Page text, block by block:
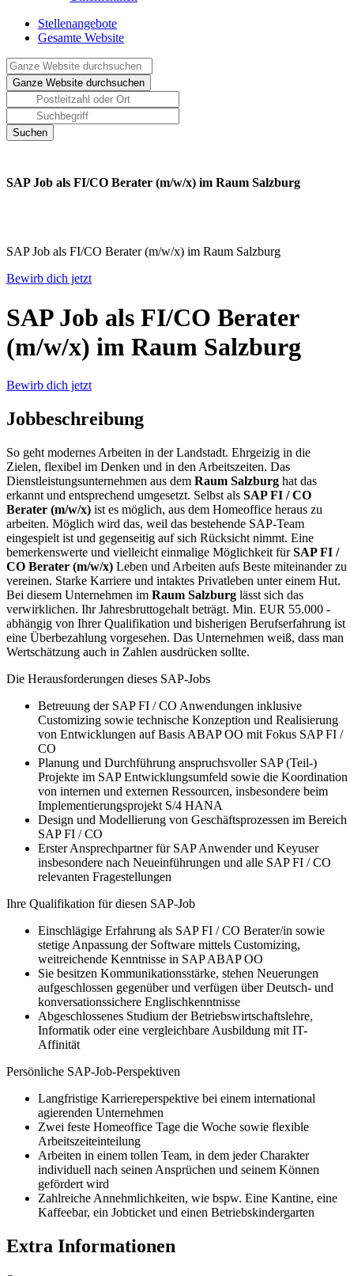
Stellenangebote
Gesamte Website
SAP Job als FI/CO Berater (m/w/x) im Raum Salzburg
SAP Job als FI/CO Berater (m/w/x) im Raum Salzburg
Bewirb dich jetzt
SAP Job als FI/CO Berater
(m/w/x) im Raum Salzburg
Bewirb dich jetzt
Jobbeschreibung
So geht modernes Arbeiten in der Landstadt. Ehrgeizig in die
Zielen, flexibel im Denken und in den Arbeitszeiten. Das
Dienstleistungsunternehmen aus dem Raum Salzburg hat das
erkannt und entsprechend umgesetzt. Selbst als SAP FI / CO
Berater (m/w/x) ist es möglich, aus dem Homeoffice heraus zu
arbeiten. Möglich wird das, weil das bestehende SAP-Team
eingespielt ist und gegenseitig auf sich Rücksicht nimmt. Eine
bemerkenswerte und vielleicht einmalige Möglichkeit fürSAP FI /
CO Berater (m/w/x) Leben und Arbeiten aufs Beste miteinander zu
vereinen. Starke Karriere und intaktes Privatleben unter einem Hut.
Bei diesem Unternehmen im Raum Salzburg lässt sich das
verwirklichen. Ihr Jahresbruttogehalt beträgt. Min. EUR 55.000 -
abhängig von Ihrer Qualifikation und bisherigen Berufserfahrung ist
eine Überbezahlung vorgesehen. Das Unternehmen weiß, dass man
Wertschätzung auch in Zahlen ausdrücken sollte.
Die Herausforderungen dieses SAP-Jobs
Betreuung der SAP FI / CO Anwendungen inklusive
Customizing sowie technische Konzeption und Realisierung
von Entwicklungen auf Basis ABAP OO mit Fokus SAP FI /
CO
Planung und Durchführung anspruchsvoller SAP (Teil-)
Projekte im SAP Entwicklungsumfeld sowie die Koordination
von internen und externen Ressourcen, insbesondere beim
Implementierungsprojekt S/4 HANA
Design und Modellierung von Geschäftsprozessen im Bereich
SAP FI / CO
Erster Ansprechpartner für SAP Anwender und Keyuser
insbesondere nach Neueinführungen und alle SAP FI / CO
relevanten Fragestellungen
Ihre Qualifikation für diesen SAP-Job
Einschlägige Erfahrung als SAP FI / CO Berater/in sowie
stetige Anpassung der Software mittels Customizing,
weitreichende Kenntnisse in SAP ABAP OO
Sie besitzen Kommunikationsstärke, stehen Neuerungen
aufgeschlossen gegenüber und verfügen über Deutsch- und
konversationssichere Englischkenntnisse
Abgeschlossenes Studium der Betriebswirtschaftslehre,
Informatik oder eine vergleichbare Ausbildung mit IT-
Affinität
Persönliche SAP-Job-Perspektiven
Langfristige Karriereperspektive bei einem international
agierenden Unternehmen
Zwei feste Homeoffice Tage die Woche sowie flexible
Arbeitszeiteinteilung
Arbeiten in einem tollen Team, in dem jeder Charakter
individuell nach seinen Ansprüchen und seinem Können
gefördert wird
Zahlreiche Annehmlichkeiten, wie bspw. Eine Kantine, eine
Kaffeebar, ein Jobticket und einen Betriebskindergarten
Extra Informationen